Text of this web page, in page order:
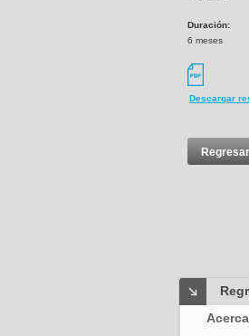
Duración:
6 meses
Descargar
Regresar